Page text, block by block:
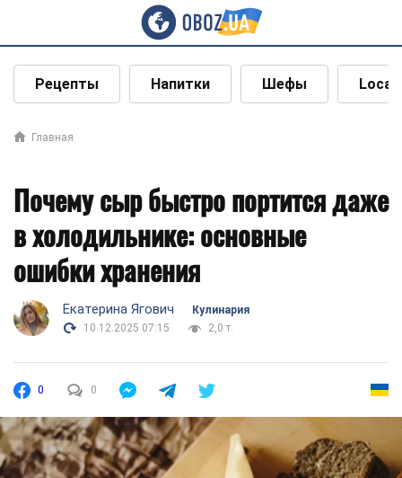
Рецепты Напитки Шефы Local
Главная
Почему сыр быстро портится даже
в холодильнике: основные
ошибки хранения
Екатерина Ягович
Кулинария
10.12.2025 07:15
2,0 т.
0 0